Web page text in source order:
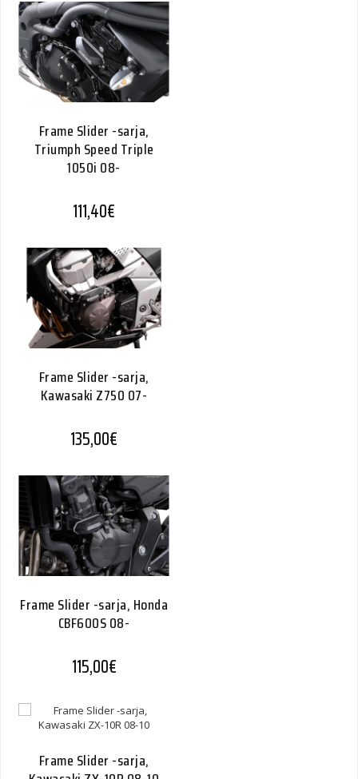
Frame Slider -sarja,
Triumph Speed Triple
1050i 08-
111,40€
Frame Slider -sarja,
Kawasaki Z750 07-
135,00€
Frame Slider -sarja, Honda
CBF600S 08-
115,00€
Frame Slider -sarja,